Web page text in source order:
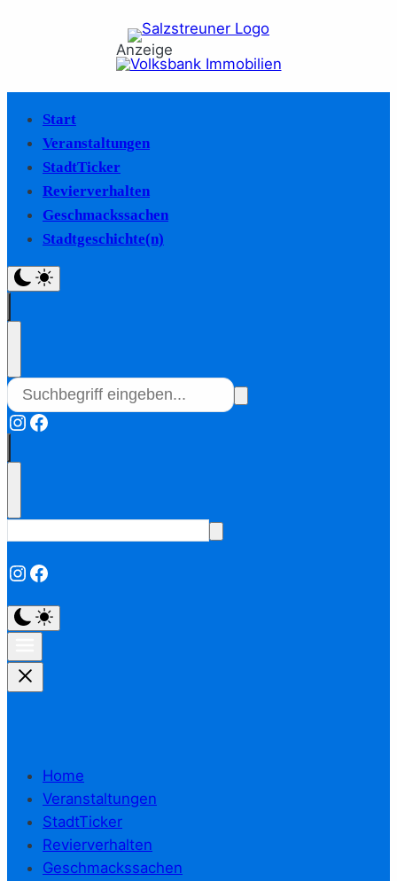
Anzeige
Start
Veranstaltungen
StadtTicker
Revierverhalten
Geschmackssachen
Stadtgeschichte(n)
Instagram
Facebook
Instagram
Facebook
Home
Veranstaltungen
StadtTicker
Revierverhalten
Geschmackssachen